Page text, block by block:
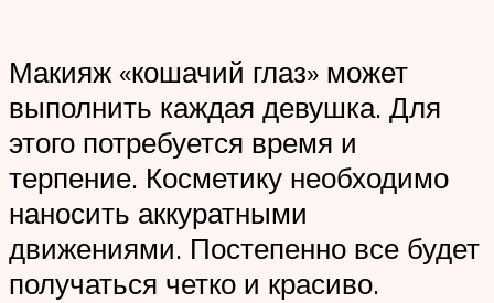
Макияж «кошачий глаз» может
выполнить каждая девушка. Для
этого потребуется время и
терпение. Косметику необходимо
наносить аккуратными
движениями. Постепенно все будет
получаться четко и красиво.